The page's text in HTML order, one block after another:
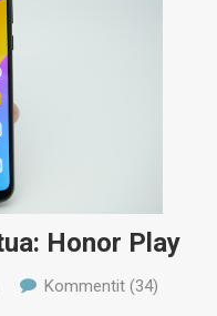
Honor Play
Kommentit (34)